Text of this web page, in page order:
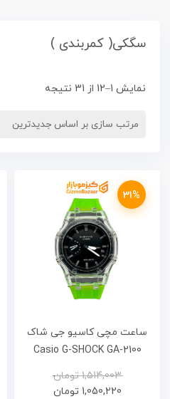
سگکی( کمربندی )
نمایش 1–12 از 31 نتیجه
31%
ساعت مچی کاسیو جی شاک
Casio G-SHOCK GA-2100
Custom (AP)
1,514,003 تومان
1,050,220 تومان